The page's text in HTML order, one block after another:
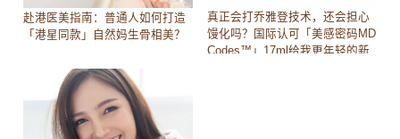
赴港医美指南：普通人如何打造
「港星同款」自然妈生骨相美？
真正会打乔雅登技术，还会担心
馒化吗？国际认可「美感密码MD
Codes™」17ml给我更年轻的新